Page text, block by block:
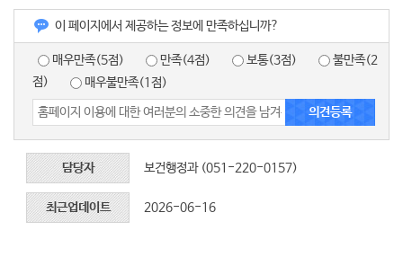
이 페이지에서 제공하는 정보에 만족하십니까?
매우만족(5점) 만족(4점) 보통(3점)
점)
매우불만족(1점)
담당자 보건행정과 (051-220-0157)
최근업데이트 2026-06-16